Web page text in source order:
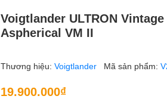
Voigtlander ULTRON
Aspherical VM II
Thương hiệu: Voigtlander Mã sản phẩm:
19.900.000₫